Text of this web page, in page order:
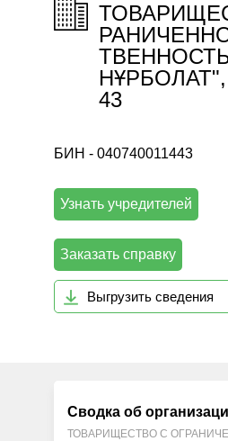
НҰРБОЛАТ",
43
БИН - 040740011443
Узнать учредителей
Заказать справку
Выгрузить сведения
Сводка об
ТОВАРИЩЕСТВО С